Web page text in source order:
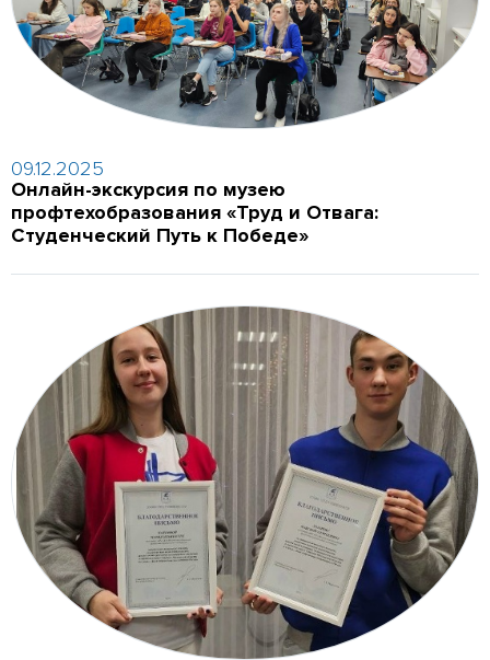
09.12.2025
Онлайн-экскурсия по музею
профтехобразования «Труд и Отвага:
Студенческий Путь к Победе»